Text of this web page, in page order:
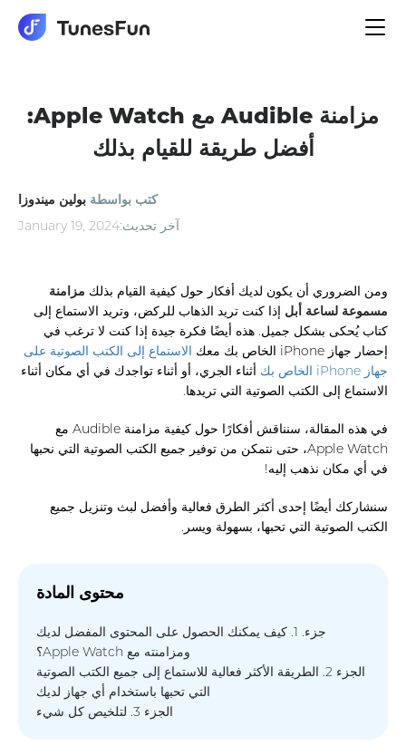
الملاحة
تبديل
مزامنة Audible مع Apple Watch:
أفضل طريقة للقيام بذلك
كتب بواسطة بولين ميندوزا
آخر تحديث:January 19, 2024
ومن الضروري أن يكون لديك أفكار حول كيفية القيام بذلك مزامنة
مسموعة لساعة أبل إذا كنت تريد الذهاب للركض، وتريد الاستماع إلى
كتاب يُحكى بشكل جميل. هذه أيضًا فكرة جيدة إذا كنت لا ترغب في
إحضار جهاز iPhone الخاص بك معك
الاستماع إلى الكتب الصوتية على
جهاز iPhone الخاص بك
أثناء الجري، أو أثناء تواجدك في أي مكان أثناء
الاستماع إلى الكتب الصوتية التي تريدها.
في هذه المقالة، سنناقش أفكارًا حول كيفية مزامنة Audible مع
Apple Watch، حتى نتمكن من توفير جميع الكتب الصوتية التي نحبها
في أي مكان نذهب إليه!
سنشاركك أيضًا إحدى أكثر الطرق فعالية وأفضل لبث وتنزيل جميع
الكتب الصوتية التي تحبها، بسهولة ويسر.
محتوى المادة
جزء. 1. كيف يمكنك الحصول على المحتوى المفضل لديك
ومزامنته مع Apple Watch؟
الجزء 2. الطريقة الأكثر فعالية للاستماع إلى جميع الكتب الصوتية
التي تحبها باستخدام أي جهاز لديك
الجزء 3. لتلخيص كل شيء